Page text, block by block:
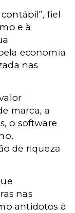
fiel
e à
economia
nas
marca, a
o software
de riqueza
nas
antídotos à